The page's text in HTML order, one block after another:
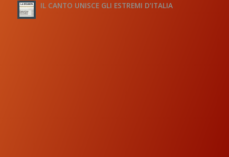
IL CANTO UNISCE GLI ESTREMI D’ITALIA